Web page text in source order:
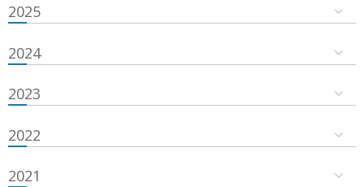
2025
2024
2023
2022
2021